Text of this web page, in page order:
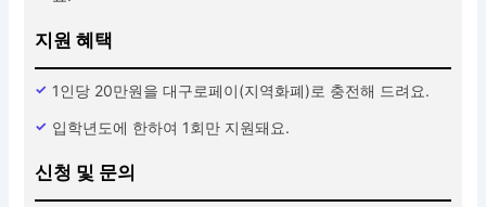
지원 혜택
1인당 20만원을 대구로페이(지역화폐)로 충전해 드려요.
입학년도에 한하여 1회만 지원돼요.
신청 및 문의